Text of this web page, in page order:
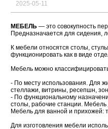
2025-05-11
МЕБЕЛЬ — это совокупность
Предназначается для сидения,
К мебели относятся столы,
функционировать как в виде
Мебель можно
- По месту использования. Для
стеллажи, витрины, ресепшн,
- По функциональному
столы, рабочие станции.
Мебель для ванной и прихожей:
Для изготовления мебели